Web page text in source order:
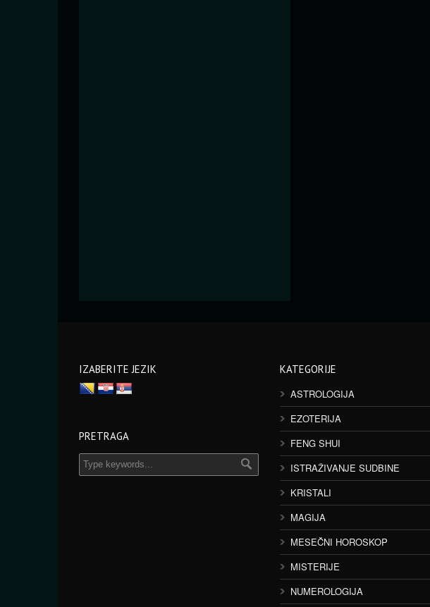
IZABERITE JEZIK
PRETRAGA
KATEGORIJE
ASTROLOGIJA
EZOTERIJA
FENG SHUI
ISTRAŽIVANJE SUDBINE
KRISTALI
MAGIJA
MESEČNI HOROSKOP
MISTERIJE
NUMEROLOGIJA